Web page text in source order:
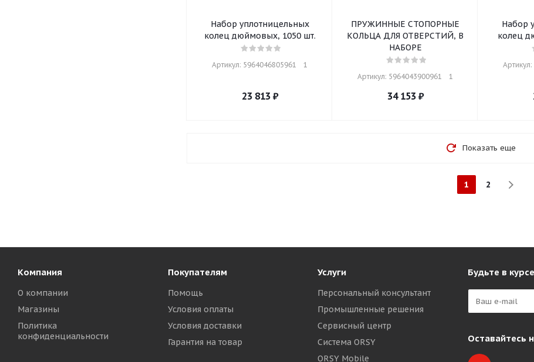
Набор уплотницельных
колец дюймовых, 1050 шт.
Артикул: 5964046805961    1
23 813₽
ПРУЖИННЫЕ СТОПОРНЫЕ
КОЛЬЦА ДЛЯ ОТВЕРСТИЙ, В
НАБОРЕ
Артикул: 5964043900961    1
34 153₽
Набор
колец
Показать еще
1 2
Компания
О компании
Магазины
Политика
конфиденциальности
Покупателям
Помощь
Условия оплаты
Условия доставки
Гарантия на товар
Услуги
Персональный консультант
Промышленные решения
Сервисный центр
Система ORSY
ORSY Mobile
Будьте в
Оставайтесь